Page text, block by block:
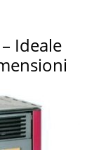
– Ideale